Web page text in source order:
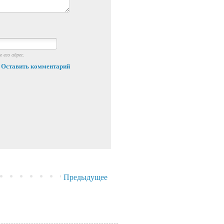
адрес.
Оставить комментарий
Предыдущее